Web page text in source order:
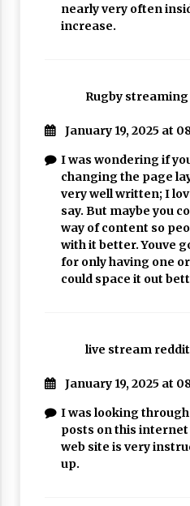
nearly very often
increase.
Rugby
January 19, 2025 at
I was wondering if
changing the page
very well written; I
say. But maybe you
way of content so
with it better. Youve
for only having one
could space it out
live stream
January 19, 2025 at
I was looking
posts on this
web site is very
up.